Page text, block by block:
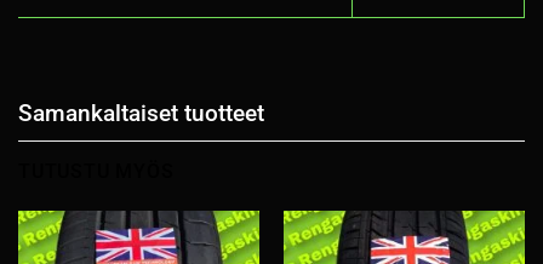
Samankaltaiset tuotteet